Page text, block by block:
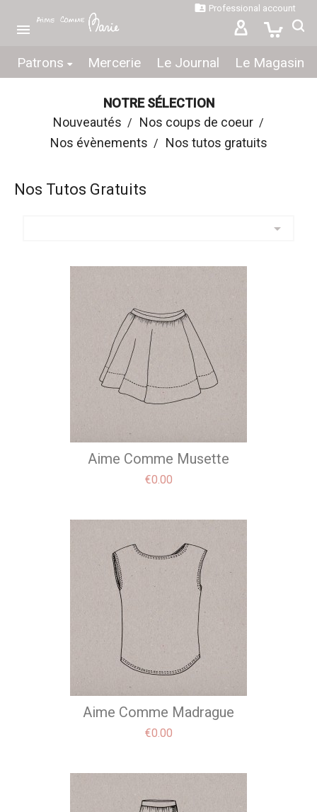
Patrons Mercerie Le Journal Le Magasin
 Professional account

NOTRE SÉLECTION
Nouveautés
Nos coups de coeur
Nos évènements
Nos tutos gratuits
Nos Tutos Gratuits

Aime Comme Musette
Price
€0.00
Aime Comme Madrague
Price
€0.00